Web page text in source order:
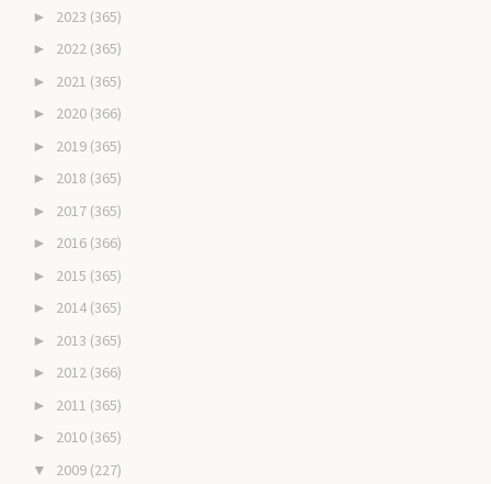
► 2023 (365)
► 2022 (365)
► 2021 (365)
► 2020 (366)
► 2019 (365)
► 2018 (365)
► 2017 (365)
► 2016 (366)
► 2015 (365)
► 2014 (365)
► 2013 (365)
► 2012 (366)
► 2011 (365)
► 2010 (365)
▼ 2009 (227)